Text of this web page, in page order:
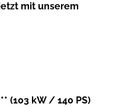
mit unserem
(103 kW / 140 PS)